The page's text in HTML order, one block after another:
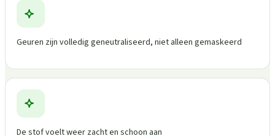
Geuren zijn volledig geneutraliseerd, niet alleen gemaskeerd
De stof voelt weer zacht en schoon aan